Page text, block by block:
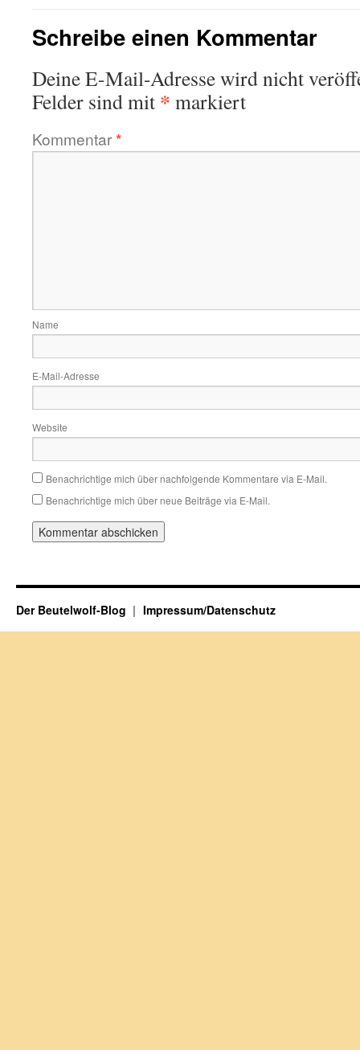
Schreibe einen Kommentar
Deine E-Mail-Adresse wird nicht
Felder sind mit * markiert
Kommentar*
Name
E-Mail-Adresse
Website
Benachrichtige mich über nachfolgende Kommentare via E-Mail.
Benachrichtige mich über neue Beiträge via E-Mail.
Der Beutelwolf-Blog Impressum/Datenschutz